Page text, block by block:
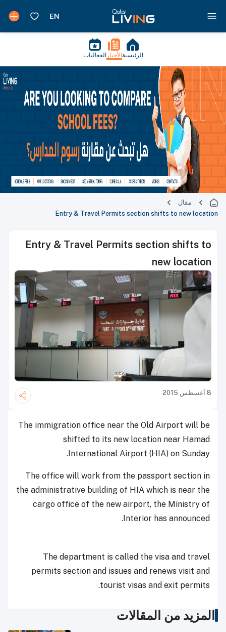
الرئيسية الأخبار الفعاليات
مقال
Entry & Travel Permits section shifts to new location
Entry & Travel Permits section shifts to
new location
8 أغسطس 2015
The immigration office near the Old Airport will be
shifted to its new location near Hamad
International Airport (HIA) on Sunday.
The office will work from the passport section in
the administrative building of HIA which is near the
cargo office of the new airport, the Ministry of
Interior has announced.
The department is called the visa and travel
permits section and issues and renews visit and
tourist visas and exit permits.
المزيد من المقالات